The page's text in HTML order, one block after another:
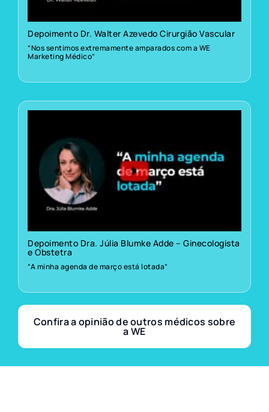
Depoimento Dr. Walter Azevedo Cirurgião Vascular
“Nos sentimos extremamente amparados com a WE
Marketing Médico”
Depoimento Dra. Júlia Blumke Adde – Ginecologista
e Obstetra
“A minha agenda de março está lotada”
Confira a opinião de outros médicos sobre
a WE